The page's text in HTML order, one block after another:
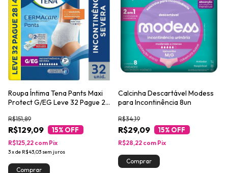
Roupa Íntima Tena Pants Maxi
Protect G/EG Leve 32 Pague 28
R$129,09
R$151,89
15% OFF
3xde R$43,03 sem juros
R$125,22 com Pix
Calcinha Descartável Modess
para Incontinência 8un
R$29,09
R$34,19
15% OFF
R$28,22 com Pix